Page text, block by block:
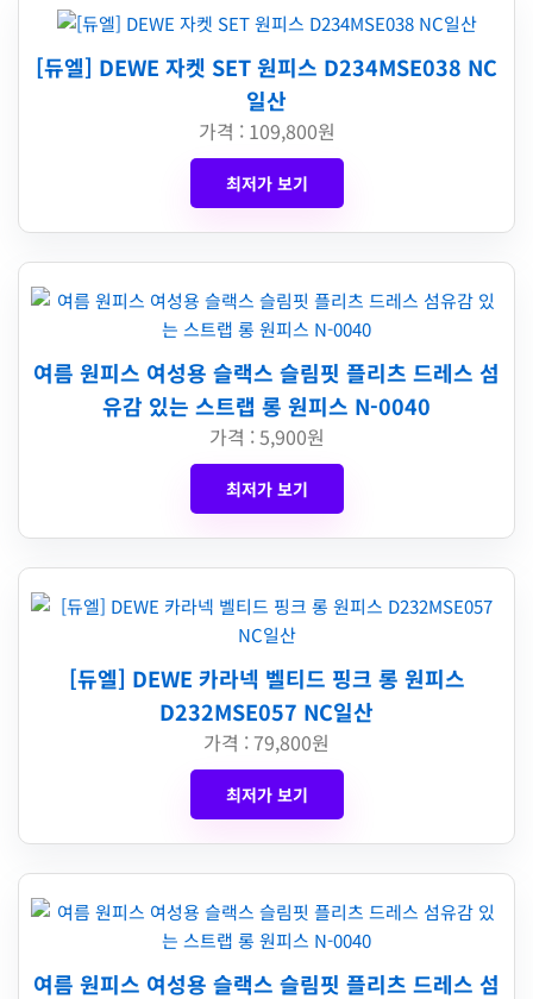
[듀엘] DEWE 자켓 SET 원피스 D234MSE038 NC
일산
가격 : 109,800원
최저가 보기
여름 원피스 여성용 슬랙스 슬림핏 플리츠 드레스 섬
유감 있는 스트랩 롱 원피스 N-0040
가격 : 5,900원
최저가 보기
[듀엘] DEWE 카라넥 벨티드 핑크 롱 원피스
D232MSE057 NC일산
가격 : 79,800원
최저가 보기
여름 원피스 여성용 슬랙스 슬림핏 플리츠 드레스 섬